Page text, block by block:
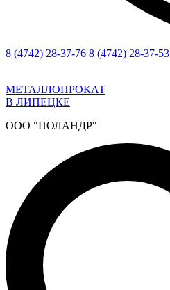
8 (4742) 28-37-76 8 (4742) 28-37-53
МЕТАЛЛОПРОКАТ
В ЛИПЕЦКЕ
ООО "ПОЛАНДР"